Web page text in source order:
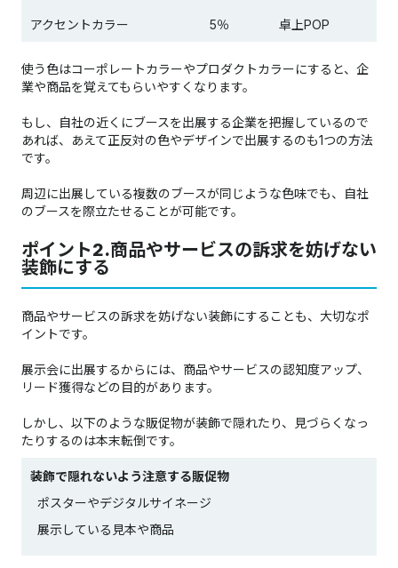
アクセントカラー 5％ 卓上POP
使う色はコーポレートカラーやプロダクトカラーにすると、企
業や商品を覚えてもらいやすくなります。
もし、自社の近くにブースを出展する企業を把握しているので
あれば、あえて正反対の色やデザインで出展するのも1つの方法
です。
周辺に出展している複数のブースが同じような色味でも、自社
のブースを際立たせることが可能です。
ポイント2.商品やサービスの訴求を妨げない
装飾にする
商品やサービスの訴求を妨げない装飾にすることも、大切なポ
イントです。
展示会に出展するからには、商品やサービスの認知度アップ、
リード獲得などの目的があります。
しかし、以下のような販促物が装飾で隠れたり、見づらくなっ
たりするのは本末転倒です。
装飾で隠れないよう注意する販促物
ポスターやデジタルサイネージ
展示している見本や商品